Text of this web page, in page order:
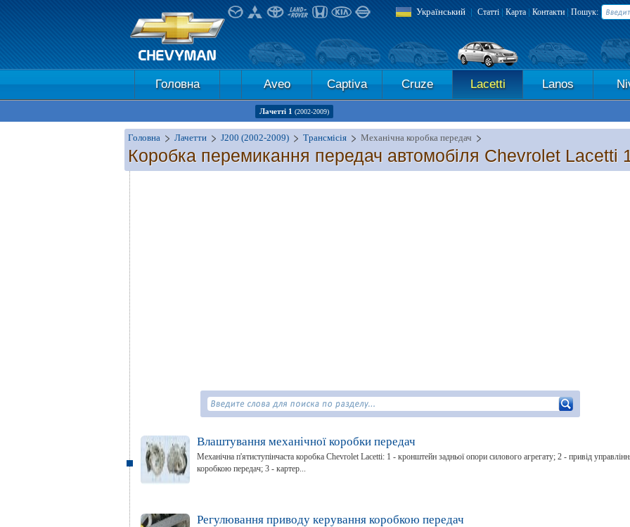
Український | Статті | Карта | Контакти | Пошук:
Головна Aveo Captiva Cruze Lacetti Lanos
Лачетті 1 (2002-2009)
Головна Лачетти J200 (2002-2009) Трансмісія Механічна коробка передач
Коробка перемикання передач автомобіля Chevrolet Lacetti
Влаштування механічної коробки передач
Механічна п'ятиступінчаста коробка Chevrolet Lacetti: 1 - кронштейн задньої опори силового агрегату; 2 - привід
коробкою передач; 3 - картер...
Регулювання приводу керування коробкою передач